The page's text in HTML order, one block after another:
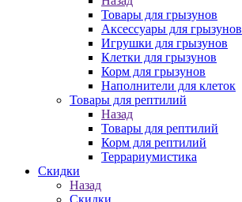
Товары для грызунов
Аксессуары для грызунов
Игрушки для грызунов
Клетки для грызунов
Корм для грызунов
Наполнители для клеток
Товары для рептилий
Назад
Товары для рептилий
Корм для рептилий
Террариумистика
Скидки
Назад
Скидки